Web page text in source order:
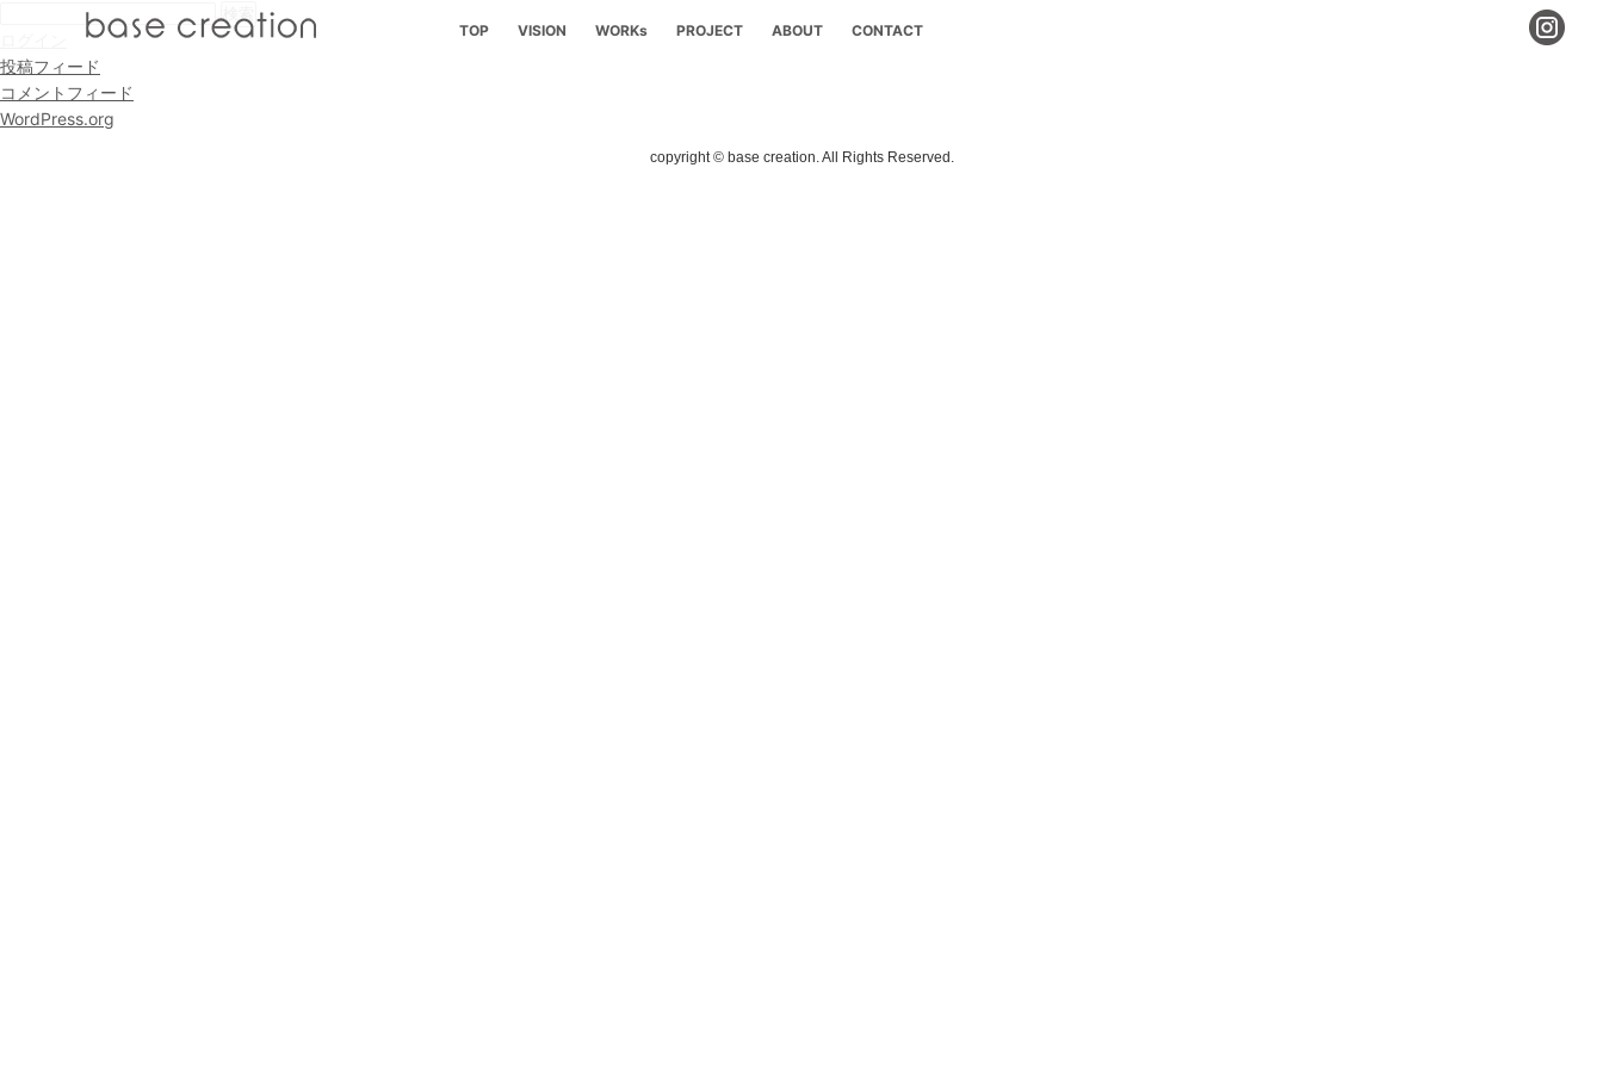
TOP VISION WORKs PROJECT ABOUT CONTACT
投稿フィード
コメントフィード
WordPress.org
copyright © base creation. All Rights Reserved.